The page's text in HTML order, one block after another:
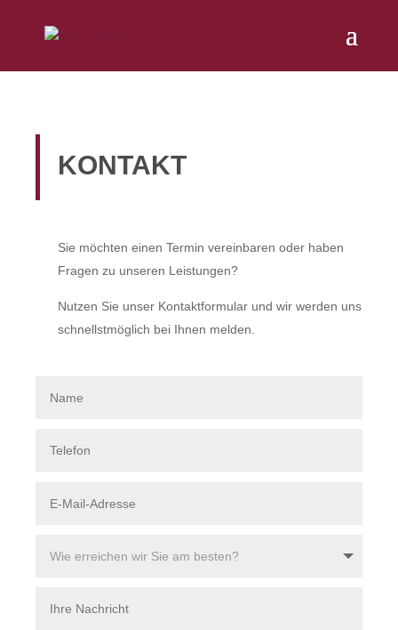
KONTAKT
Sie möchten einen Termin vereinbaren oder haben
Fragen zu unseren Leistungen?
Nutzen Sie unser Kontaktformular und wir werden uns
schnellstmöglich bei Ihnen melden.